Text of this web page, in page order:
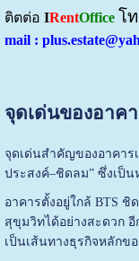
ติตต่อ IRentOffice โ
mail :
จุดเด่นของอาค
จุดเด่นสำคัญของอาคาร
ประสงค์–ชิดลม” ซึ่งเป็
อาคารตั้งอยู่ใกล้ BTS ชิ
สุขุมวิทได้อย่างสะดวก
เป็นเส้นทางธุรกิจหลักขอ